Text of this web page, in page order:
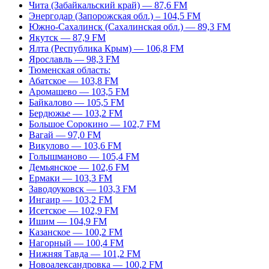
Чита (Забайкальский край) — 87,6 FM
Энергодар (Запорожская обл.) – 104,5 FM
Южно-Сахалинск (Сахалинская обл.) — 89,3 FM
Якутск — 87,9 FM
Ялта (Республика Крым) — 106,8 FM
Ярославль — 98,3 FM
Тюменская область:
Абатское — 103,8 FM
Аромашево — 103,5 FM
Байкалово — 105,5 FM
Бердюжье — 103,2 FM
Большое Сорокино — 102,7 FM
Вагай — 97,0 FM
Викулово — 103,6 FM
Голышманово — 105,4 FM
Демьянское — 102,6 FM
Ермаки — 103,3 FM
Заводоуковск — 103,3 FM
Ингаир — 103,2 FM
Исетское — 102,9 FM
Ишим — 104,9 FM
Казанское — 100,2 FM
Нагорный — 100,4 FM
Нижняя Тавда — 101,2 FM
Новоалександровка — 100,2 FM